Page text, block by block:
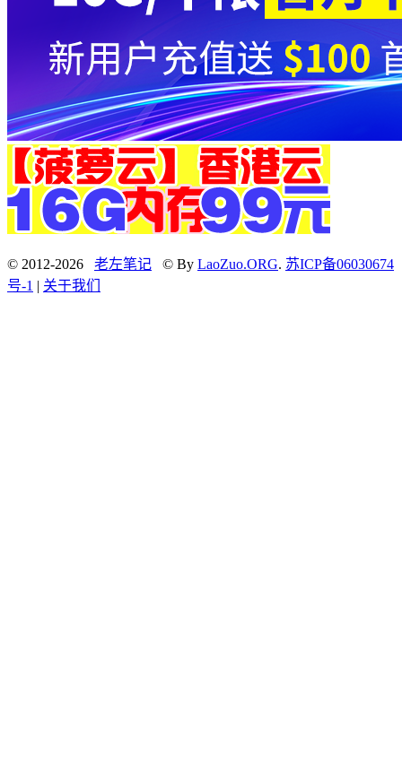
© 2012-2026 老左笔记 © By LaoZuo.ORG. 苏ICP备06030674
号-1 | 关于我们